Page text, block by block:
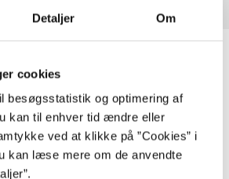
Detaljer Om
cookies
besøgsstatistik og optimering af
kan til enhver tid ændre eller
ved at klikke på ”Cookies” i
kan læse mere om de anvendte
fordelt på udgivelser